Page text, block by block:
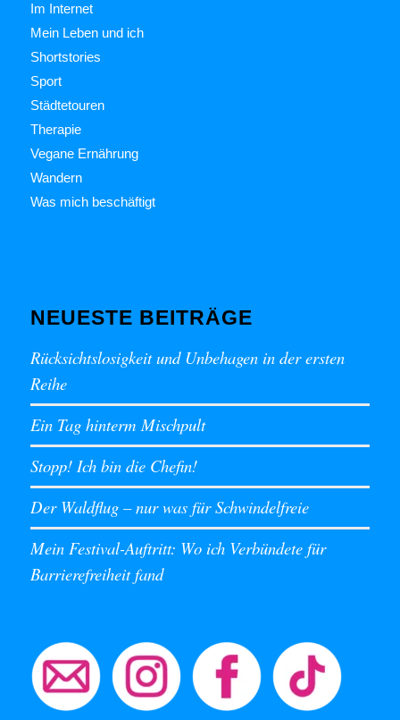
Im Internet
Mein Leben und ich
Shortstories
Sport
Städtetouren
Therapie
Vegane Ernährung
Wandern
Was mich beschäftigt
NEUESTE BEITRÄGE
Rücksichtslosigkeit und Unbehagen in der ersten
Reihe
Ein Tag hinterm Mischpult
Stopp! Ich bin die Chefin!
Der Waldflug – nur was für Schwindelfreie
Mein Festival-Auftritt: Wo ich Verbündete für
Barrierefreiheit fand